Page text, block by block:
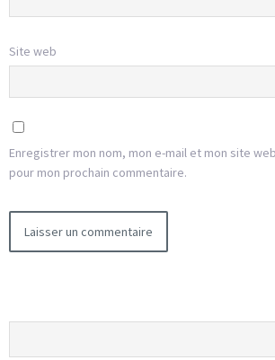
Site web
Enregistrer mon nom, mon e-mail et mon site
pour mon prochain commentaire.